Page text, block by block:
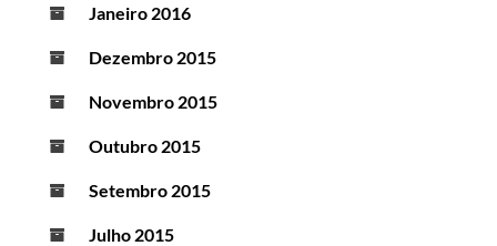
Janeiro 2016
Dezembro 2015
Novembro 2015
Outubro 2015
Setembro 2015
Julho 2015